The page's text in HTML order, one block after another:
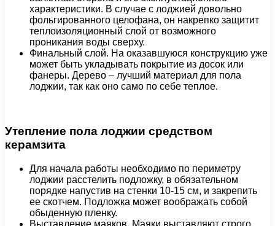
характеристики. В случае с лоджией довольно
фольгированного целофана, он накрепко защитит
теплоизоляционный слой от возможного
проникания воды сверху.
Финальный слой. На оказавшуюся конструкцию уже
может быть укладывать покрытие из досок или
фанеры. Дерево – лучший материал для пола
лоджии, так как оно само по себе теплое.
Утепление пола лоджии средством
керамзита
Для начала работы необходимо по периметру
лоджии расстелить подложку, в обязательном
порядке напустив на стенки 10-15 см, и закрепить
ее скотчем. Подложка может воображать собой
обыденную пленку.
Выставление маяков. Маяки выставляют строго